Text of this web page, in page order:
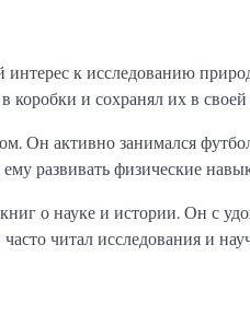
к исследованию
и сохранял их в своей
Он активно занимался
развивать физические
о науке и истории. Он с
читал исследования и